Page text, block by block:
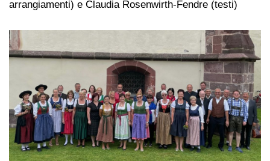
arrangiamenti) e Claudia Rosenwirth-Fendre (testi)